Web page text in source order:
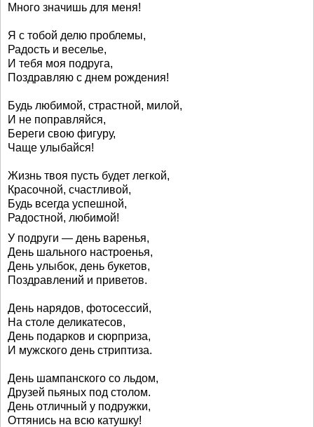
Много значишь для меня!
Я с тобой делю проблемы,
Радость и веселье,
И тебя моя подруга,
Поздравляю с днем рождения!
Будь любимой, страстной, милой,
И не поправляйся,
Береги свою фигуру,
Чаще улыбайся!
Жизнь твоя пусть будет легкой,
Красочной, счастливой,
Будь всегда успешной,
Радостной, любимой!
У подруги — день варенья,
День шального настроенья,
День улыбок, день букетов,
Поздравлений и приветов.
День нарядов, фотосессий,
На столе деликатесов,
День подарков и сюрприза,
И мужского день стриптиза.
День шампанского со льдом,
Друзей пьяных под столом.
День отличный у подружки,
Оттянись на всю катушку!